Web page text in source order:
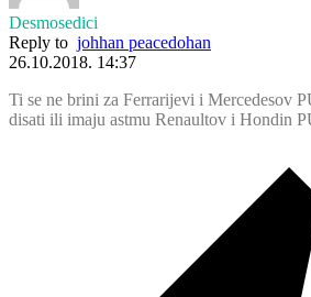
Desmosedici
Reply to johhan peacedohan
26.10.2018. 14:37
Ti se ne brini za Ferrarijevi i Mercedesov
disati ili imaju astmu Renaultov i Hondin